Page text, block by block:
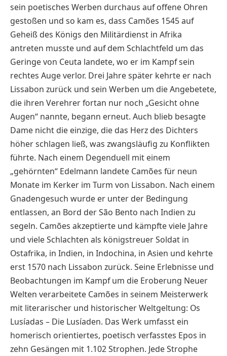
sein poetisches Werben durchaus auf offene Ohren
gestoßen und so kam es, dass Camões 1545 auf
Geheiß des Königs den Militärdienst in Afrika
antreten musste und auf dem Schlachtfeld um das
Geringe von Ceuta landete, wo er im Kampf sein
rechtes Auge verlor. Drei Jahre später kehrte er nach
Lissabon zurück und sein Werben um die Angebetete,
die ihren Verehrer fortan nur noch „Gesicht ohne
Augen“ nannte, begann erneut. Auch blieb besagte
Dame nicht die einzige, die das Herz des Dichters
höher schlagen ließ, was zwangsläufig zu Konflikten
führte. Nach einem Degenduell mit einem
„gehörnten“ Edelmann landete Camões für neun
Monate im Kerker im Turm von Lissabon. Nach einem
Gnadengesuch wurde er unter der Bedingung
entlassen, an Bord der São Bento nach Indien zu
segeln. Camões akzeptierte und kämpfte viele Jahre
und viele Schlachten als königstreuer Soldat in
Ostafrika, in Indien, in Indochina, in Asien und kehrte
erst 1570 nach Lissabon zurück. Seine Erlebnisse und
Beobachtungen im Kampf um die Eroberung Neuer
Welten verarbeitete Camões in seinem Meisterwerk
mit literarischer und historischer Weltgeltung: Os
Lusíadas – Die Lusíaden. Das Werk umfasst ein
homerisch orientiertes, poetisch verfasstes Epos in
zehn Gesängen mit 1.102 Strophen. Jede Strophe